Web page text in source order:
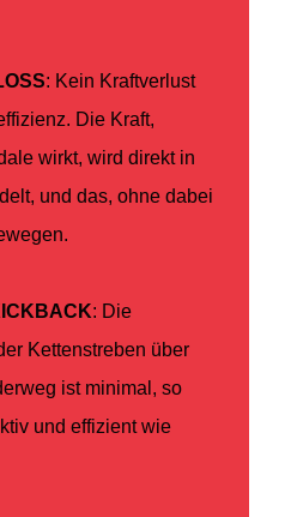
: Kein Kraftverlust
Die Kraft,
wirkt, wird direkt in
und das, ohne dabei
: Die
Kettenstreben über
ist minimal, so
und effizient wie